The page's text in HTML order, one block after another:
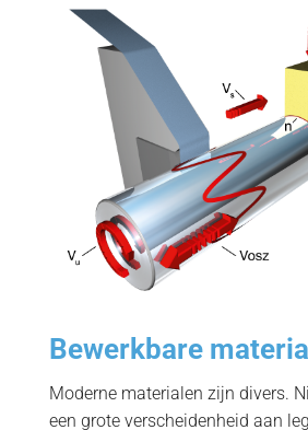
Bewerkbare
Moderne materialen zijn divers.
een grote verscheidenheid aan